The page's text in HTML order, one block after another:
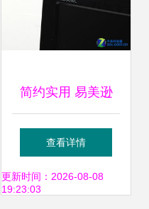
简约实用 易美逊
envision P2280WL
液晶显示器边框评
查看详情
更新时间：2026-08-08
19:23:03